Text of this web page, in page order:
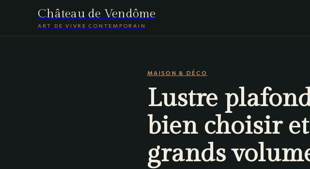
Château de Vendôme
ART DE VIVRE CONTEMPORAIN
MAISON & DÉCO
Lustre
bien choisir
grands